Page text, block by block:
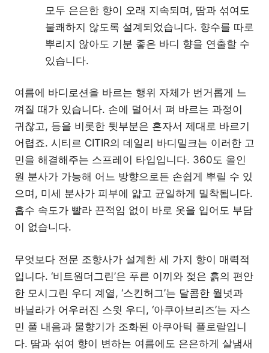
모두 은은한 향이 오래 지속되며, 땀과 섞여도
불쾌하지 않도록 설계되었습니다. 향수를 따로
뿌리지 않아도 기분 좋은 바디 향을 연출할 수
있습니다.
여름에 바디로션을 바르는 행위 자체가 번거롭게 느
껴질 때가 있습니다. 손에 덜어서 펴 바르는 과정이
귀찮고, 등을 비롯한 뒷부분은 혼자서 제대로 바르기
어렵죠. 시티르 CITIR의 데일리 바디밀크는 이러한 고
민을 해결해주는 스프레이 타입입니다. 360도 올인
원 분사가 가능해 어느 방향으로든 손쉽게 뿌릴 수 있
으며, 미세 분사가 피부에 얇고 균일하게 밀착됩니다.
흡수 속도가 빨라 끈적임 없이 바로 옷을 입어도 부담
이 없습니다.
무엇보다 전문 조향사가 설계한 세 가지 향이 매력적
입니다. ‘비트원더그린’은 푸른 이끼와 젖은 흙의 편안
한 모시그린 우디 계열, ‘스킨허그’는 달콤한 월넛과
바닐라가 어우러진 스윗 우디, ‘아쿠아브리즈’는 자스
민 풀 내음과 물향기가 조화된 아쿠아틱 플로랄입니
다. 땀과 섞여 향이 변하는 여름에도 은은하게 살냄새